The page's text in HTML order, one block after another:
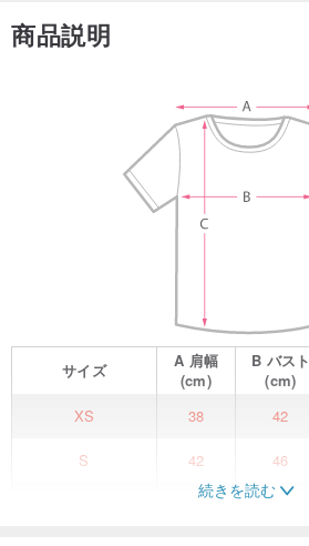
商品説明
サイズ A 肩幅
(cm)
B バスト
(cm)
XS
38 42
S 42 46
47 51
続きを読む